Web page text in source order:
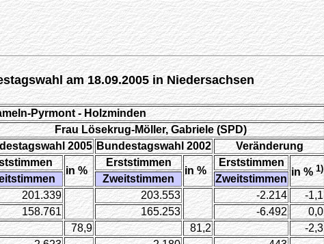
am 18.09.2005 in Niedersachsen
Pyrmont - Holzminden
Frau Lösekrug-Möller, Gabriele (SPD)
2005 Bundestagswahl 2002
Veränderung
in %
Erststimmen
in %
Erststimmen
in %1)
Zweitstimmen
Zweitstimmen
201.339 203.553 -2.214
-1,1
158.761 165.253 -6.492
0,0
78,9 81,2 -2,3